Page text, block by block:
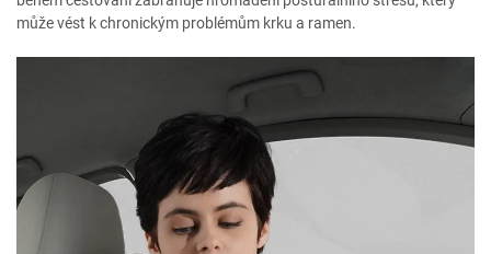
může vést k chronickým problémům krku a ramen.